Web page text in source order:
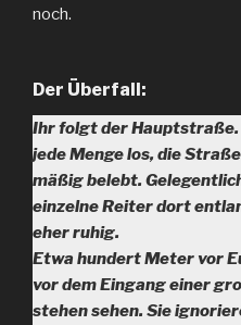
noch.
Der Überfall:
Ihr folgt der
jede Menge los, die
mäßig belebt.
einzelne Reiter dort
eher ruhig.
Etwa hundert Meter vor
vor dem Eingang einer
stehen sehen. Sie